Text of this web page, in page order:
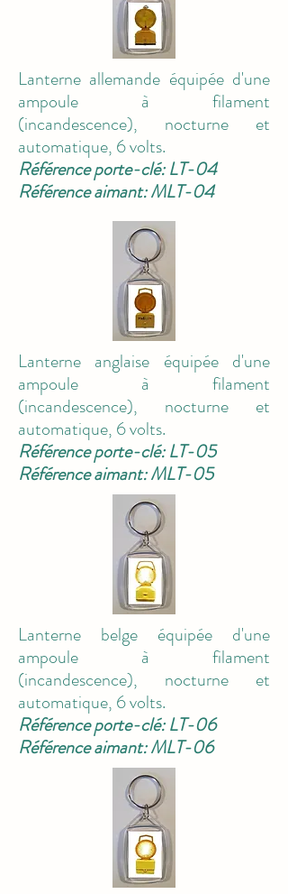
Lanterne allemande équipée d'une
ampoule à filament
(incandescence), nocturne et
automatique, 6 volts.
Référence porte-clé: LT-04
Référence aimant: MLT-04
Lanterne anglaise équipée d'une
ampoule à filament
(incandescence), nocturne et
automatique, 6 volts.
Référence porte-clé: LT-05
Référence aimant: MLT-05
Lanterne belge équipée d'une
ampoule à filament
(incandescence), nocturne et
automatique, 6 volts.
Référence porte-clé: LT-06
Référence aimant: MLT-06